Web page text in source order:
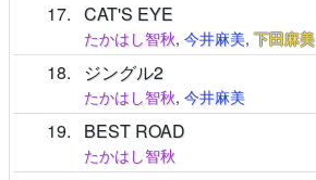
17 CAT'S EYE
たかはし智秋, 今井麻美,下田麻美
18 ジングル2
たかはし智秋, 今井麻美
19 BEST ROAD
たかはし智秋